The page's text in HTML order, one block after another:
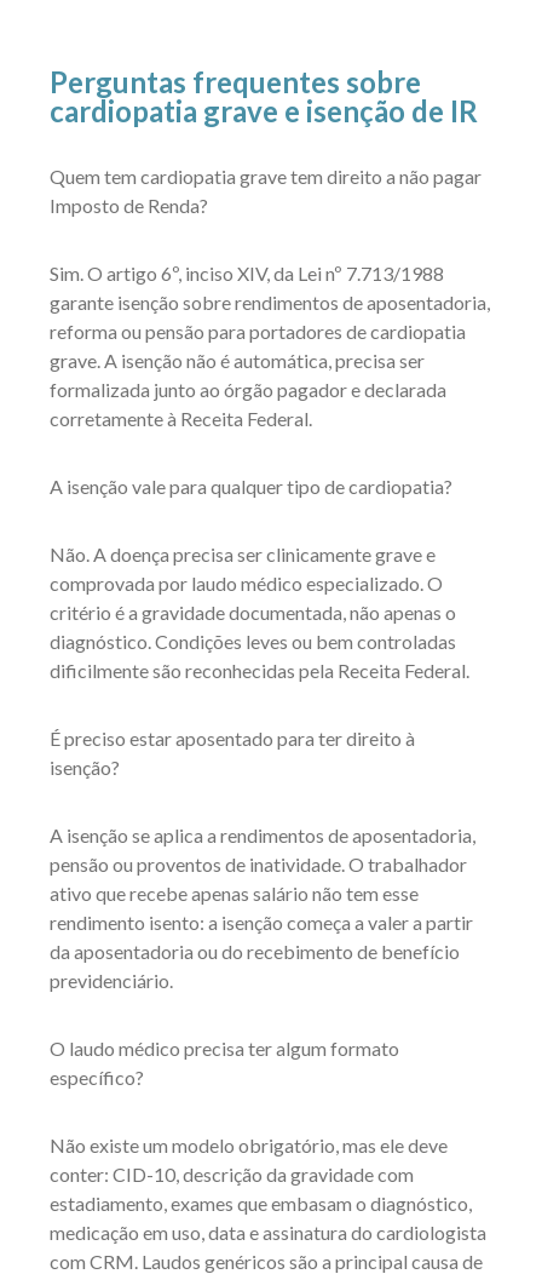
Perguntas frequentes sobre
cardiopatia grave e isenção de IR
Quem tem cardiopatia grave tem direito a não pagar
Imposto de Renda?
Sim. O artigo 6º, inciso XIV, da Lei nº 7.713/1988
garante isenção sobre rendimentos de aposentadoria,
reforma ou pensão para portadores de cardiopatia
grave. A isenção não é automática, precisa ser
formalizada junto ao órgão pagador e declarada
corretamente à Receita Federal.
A isenção vale para qualquer tipo de cardiopatia?
Não. A doença precisa ser clinicamente grave e
comprovada por laudo médico especializado. O
critério é a gravidade documentada, não apenas o
diagnóstico. Condições leves ou bem controladas
dificilmente são reconhecidas pela Receita Federal.
É preciso estar aposentado para ter direito à
isenção?
A isenção se aplica a rendimentos de aposentadoria,
pensão ou proventos de inatividade. O trabalhador
ativo que recebe apenas salário não tem esse
rendimento isento: a isenção começa a valer a partir
da aposentadoria ou do recebimento de benefício
previdenciário.
O laudo médico precisa ter algum formato
específico?
Não existe um modelo obrigatório, mas ele deve
conter: CID-10, descrição da gravidade com
estadiamento, exames que embasam o diagnóstico,
medicação em uso, data e assinatura do cardiologista
com CRM. Laudos genéricos são a principal causa de